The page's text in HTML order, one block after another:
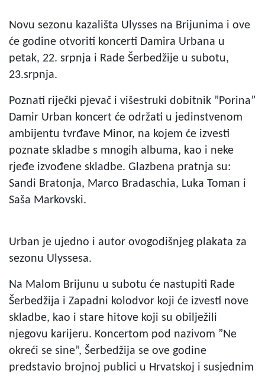
Novu sezonu kazališta Ulysses na Brijunima i ove
će godine otvoriti koncerti Damira Urbana u
petak, 22. srpnja i Rade Šerbedžije u subotu,
23.srpnja.
Poznati riječki pjevač i višestruki dobitnik ”Porina”
Damir Urban koncert će održati u jedinstvenom
ambijentu tvrđave Minor, na kojem će izvesti
poznate skladbe s mnogih albuma, kao i neke
rjeđe izvođene skladbe. Glazbena pratnja su:
Sandi Bratonja, Marco Bradaschia, Luka Toman i
Saša Markovski.
Urban je ujedno i autor ovogodišnjeg plakata za
sezonu Ulyssesa.
Na Malom Brijunu u subotu će nastupiti Rade
Šerbedžija i Zapadni kolodvor koji će izvesti nove
skladbe, kao i stare hitove koji su obilježili
njegovu karijeru. Koncertom pod nazivom ”Ne
okreći se sine”, Šerbedžija se ove godine
predstavio brojnoj publici u Hrvatskoj i susjednim